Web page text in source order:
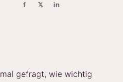
f 𝕏 in
gefragt, wie wichtig